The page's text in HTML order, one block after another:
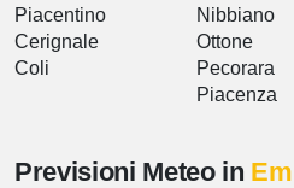
Piacentino
Cerignale
Coli
Nibbiano
Ottone
Pecorara
Piacenza
Previsioni Meteo in